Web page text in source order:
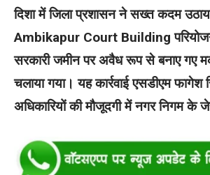
दिशा में जिला प्रशासन ने सख्त कदम
Ambikapur Court Building
सरकारी जमीन पर अवैध रूप से बनाए गए
चलाया गया। यह कार्रवाई एसडीएम फागेश
अधिकारियों की मौजूदगी में नगर निगम के